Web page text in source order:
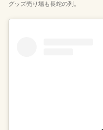
グッズ売り場も長蛇の列。